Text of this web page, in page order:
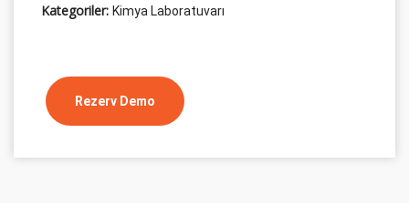
Kategoriler: Kimya Laboratuvarı
Rezerv Demo